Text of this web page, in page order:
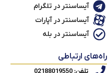
آیساسنتر در تلگرام
آیساسنتر در آپارات
آیساسنتر در بله
راه‌های ارتباطی
تلفن: 02188019550